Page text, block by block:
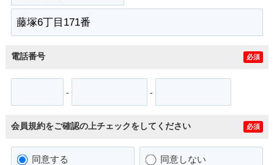
電話番号 必須
- -
会員規約をご確認の上チェックをしてください 必須
同意する 同意しない